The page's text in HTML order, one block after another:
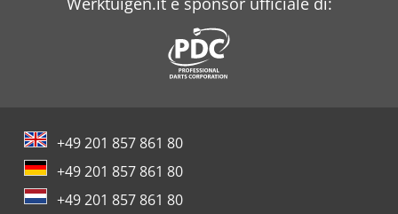
+49 201 857 861 80
+49 201 857 861 80
+49 201 857 861 80